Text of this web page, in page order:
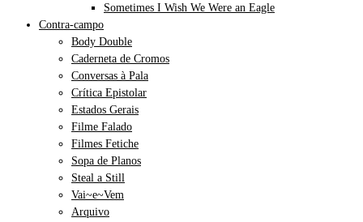
Sometimes I Wish We Were an Eagle
Contra-campo
Body Double
Caderneta de Cromos
Conversas à Pala
Crítica Epistolar
Estados Gerais
Filme Falado
Filmes Fetiche
Sopa de Planos
Steal a Still
Vai~e~Vem
Arquivo